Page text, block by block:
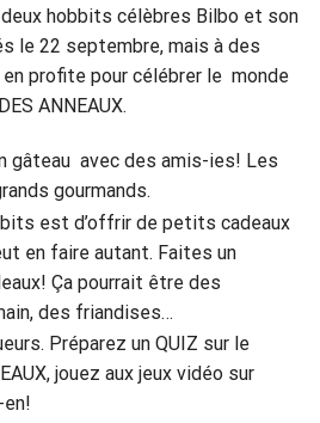
hobbits célèbres Bilbo et son
le 22 septembre, mais à des
profite pour célébrer le monde
ANNEAUX.
gâteau avec des amis-ies! Les
gourmands.
est d’offrir de petits cadeaux
en faire autant. Faites un
Ça pourrait être des
des friandises…
Préparez un QUIZ sur le
jouez aux jeux vidéo sur